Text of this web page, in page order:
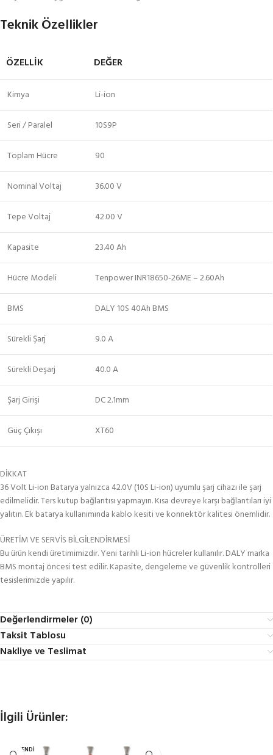
Teknik Özellikler
ÖZELLIK DEĞER
Kimya Li-ion
Seri / Paralel 10S9P
Toplam Hücre 90
Nominal Voltaj 36.00 V
Tepe Voltaj 42.00 V
Kapasite 23.40 Ah
Hücre Modeli Tenpower INR18650-26ME – 2.60Ah
BMS DALY 10S 40Ah BMS
Sürekli Şarj 9.0 A
Sürekli Deşarj 40.0 A
Şarj Girişi DC 2.1mm
Güç Çıkışı XT60
DİKKAT
36 Volt Li-ion Batarya yalnızca 42.0V (10S Li-ion) uyumlu şarj cihazı ile şarj
edilmelidir. Ters kutup bağlantısı yapmayın. Kısa devreye karşı bağlantıları iyi
yalıtın. Ek batarya kullanımında kablo kesiti ve konnektör kalitesi önemlidir.
ÜRETİM VE SERVİS BİLGİLENDİRMESİ
Bu ürün kendi üretimimizdir. Yeni tarihli Li-ion hücreler kullanılır. DALY marka
BMS montaj öncesi test edilir. Kapasite, dengeleme ve güvenlik kontrolleri
tesislerimizde yapılır.
Değerlendirmeler (0)
Taksit Tablosu
Nakliye ve Teslimat
İlgili Ürünler:
TÜKENDI